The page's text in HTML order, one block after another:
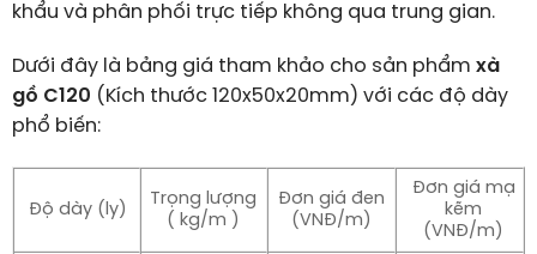
khẩu và phân phối trực tiếp không qua trung gian.
Dưới đây là bảng giá tham khảo cho sản phẩm xà
gồ C120 (Kích thước 120x50x20mm) với các độ dày
phổ biến:
Độ dày (ly)
Trọng lượng
( kg/m )
Đơn giá đen
(VNĐ/m)
Đơn giá mạ
kẽm
(VNĐ/m)